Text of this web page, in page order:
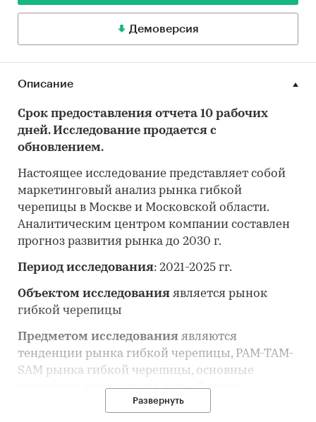
Демоверсия
Описание
Срок предоставления отчета 10 рабочих
дней. Исследование продается с
обновлением.
Настоящее исследование представляет собой
маркетинговый анализ рынка гибкой
черепицы в Москве и Московской области.
Аналитическим центром компании составлен
прогноз развития рынка до 2030 г.
Период исследования: 2021-2025 гг.
Объектом исследования является рынок
гибкой черепицы
Предметом исследования являются
тенденции рынка гибкой черепицы, PAM-TAM-
SAM рынка гибкой черепицы, основные
участники, конкуренты, потребители
Анализ рынка гибкой черепицы выполнен по
Развернуть